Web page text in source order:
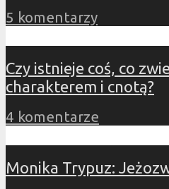
5 komentarzy
Czy istnieje coś, co
charakterem i cnotą?
4 komentarze
Monika Trypuz: